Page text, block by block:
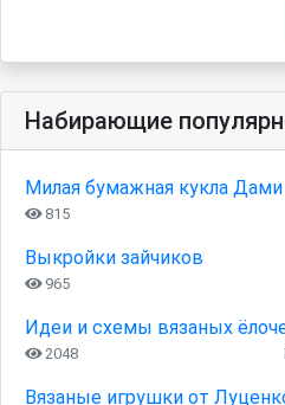
Набирающие
Милая бумажная кукла
815
Выкройки зайчиков
965
Идеи и схемы вязаных
2048
Вязаные игрушки от